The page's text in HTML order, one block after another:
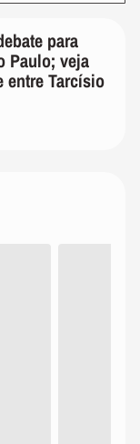
para
Paulo; veja
entre Tarcísio